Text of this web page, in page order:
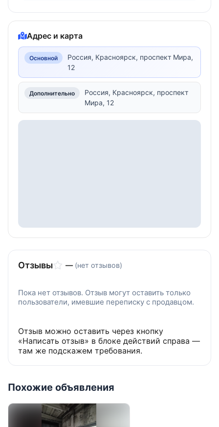
Адрес и карта
Основной
Россия, Красноярск, проспект Мира,
12
Дополнительно
Россия, Красноярск, проспект
Мира, 12
Отзывы — (нет отзывов)
Пока нет отзывов. Отзыв могут оставить только
пользователи, имевшие переписку с продавцом.
Отзыв можно оставить через кнопку
«Написать отзыв» в блоке действий справа —
там же подскажем требования.
Похожие объявления